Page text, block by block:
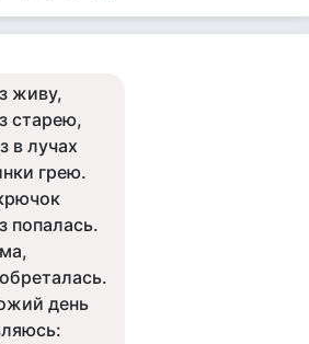
живу,
старею,
в лучах
грею.
попалась.
день